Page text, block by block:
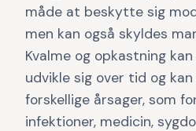
måde at beskytte sig
men kan også skyldes
Kvalme og opkastning
udvikle sig over tid og
forskellige årsager, som
infektioner, medicin,